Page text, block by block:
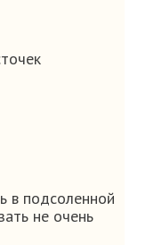
в подсоленной
не очень